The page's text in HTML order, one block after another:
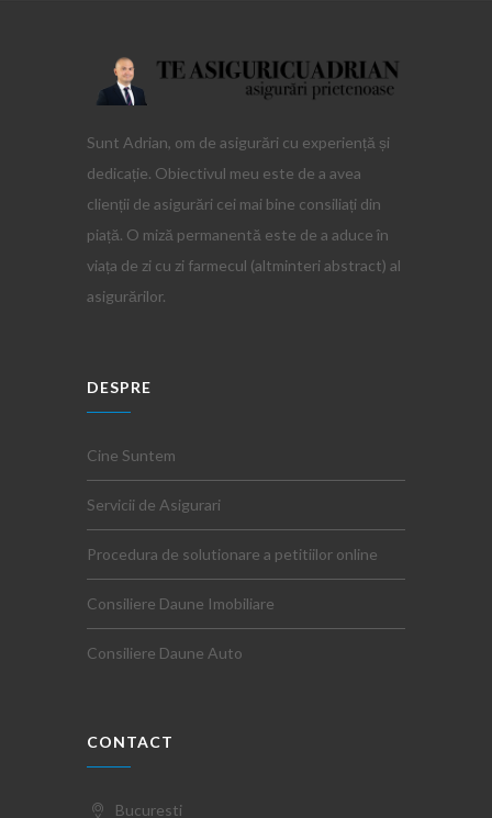
Sunt Adrian, om de asigurări cu experiență și
dedicație. Obiectivul meu este de a avea
clienții de asigurări cei mai bine consiliați din
piață. O miză permanentă este de a aduce în
viața de zi cu zi farmecul (altminteri abstract) al
asigurărilor.
DESPRE
Cine Suntem
Servicii de Asigurari
Procedura de solutionare a petitiilor online
Consiliere Daune Imobiliare
Consiliere Daune Auto
CONTACT
Bucuresti